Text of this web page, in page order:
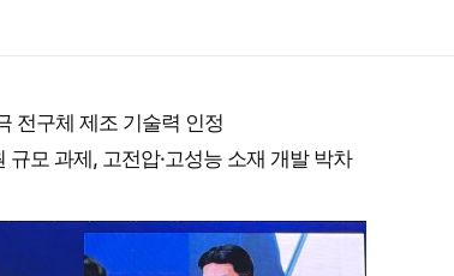
전구체 제조 기술력 인정
모 과제, 고전압·고성능 소재 개발 박차